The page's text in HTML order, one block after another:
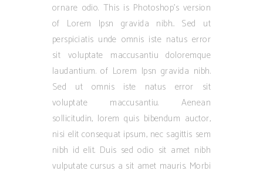
ornare odio. This is Photoshop’s version
of Lorem Ipsn gravida nibh.. Sed ut
perspiciatis unde omnis iste natus error
sit voluptate maccusantiu doloremque
laudantium. of Lorem Ipsn gravida nibh.
Sed ut omnis iste natus error sit
voluptate maccusantiu. Aenean
sollicitudin, lorem quis bibendum auctor,
nisi elit consequat ipsum, nec sagittis sem
nibh id elit. Duis sed odio sit amet nibh
vulputate cursus a sit amet mauris. Morbi